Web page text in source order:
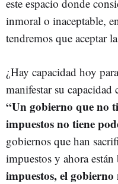
este espacio donde
inmoral o inaceptable,
tendremos que aceptar
¿Hay capacidad hoy
manifestar su
“Un gobierno que no
impuestos no tiene
gobiernos que han
impuestos y ahora
impuestos, el